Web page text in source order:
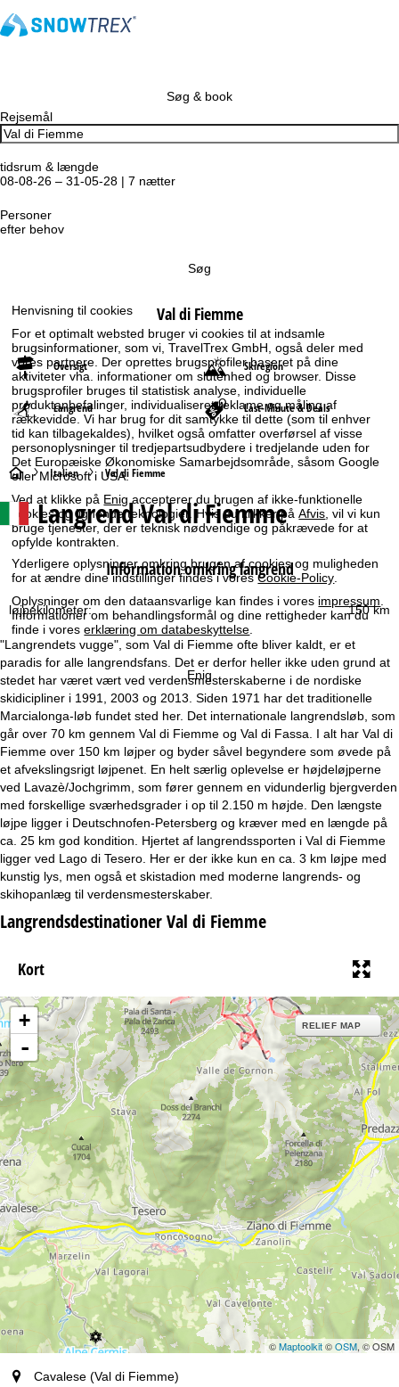
Henvisning til cookies
For et optimalt websted bruger vi cookies til at indsamle
brugsinformationer, som vi, TravelTrex GmbH, også deler med
vores partnere. Der oprettes brugsprofiler baseret på dine
aktiviteter vha. informationer om slutenhed og browser. Disse
brugsprofiler bruges til statistisk analyse, individuelle
produktanbefalinger, individualiseret reklame og måling af
rækkevidde. Vi har brug for dit samtykke til dette (som til enhver
tid kan tilbagekaldes), hvilket også omfatter overførsel af visse
personoplysninger til tredjepartsudbydere i tredjelande uden for
Det Europæiske Økonomiske Samarbejdsområde, såsom Google
eller Microsoft i USA.
Ved at klikke på Enig accepterer du brugen af ikke-funktionelle
cookies og lignende teknologier. Hvis du klikker påAfvis , vil vi kun
bruge tjenester, der er teknisk nødvendige og påkrævede for at
opfylde kontrakten.
Yderligere oplysninger omkring brugen af cookies og muligheden
for at ændre dine indstillinger findes i voresCookie-Policy
Oplysninger om den dataansvarlige kan findes i vores impressum
Informationer om behandlingsformål og dine rettigheder kan du
finde i voreserklæring om databeskyttelse
Enig
Søg & book
Rejsemål
tidsrum & længde
08-08-26 – 31-05-28 | 7 nætter
Personer
efter behov
Søg
Val di Fiemme
Oversigt Skiregion
Langrend Last-Minute & Deals
S
t
a
r
t
s
i
e
Italien Val di Fiemme
Langrend Val di Fiemme
Information omkring langrend
150 km
løjpekilometer:
"Langrendets vugge", som Val di Fiemme ofte bliver kaldt, er et
paradis for alle langrendsfans. Det er derfor heller ikke uden grund at
stedet har været vært ved verdensmesterskaberne i de nordiske
skidicipliner i 1991, 2003 og 2013. Siden 1971 har det traditionelle
Marcialonga-løb fundet sted her. Det internationale langrendsløb, som
går over 70 km gennem Val di Fiemme og Val di Fassa. I alt har Val di
Fiemme over 150 km løjper og byder såvel begyndere som øvede på
et afvekslingsrigt løjpenet. En helt særlig oplevelse er højdeløjperne
ved Lavazè/Jochgrimm, som fører gennem en vidunderlig bjergverden
med forskellige sværhedsgrader i op til 2.150 m højde. Den længste
løjpe ligger i Deutschnofen-Petersberg og kræver med en længde på
ca. 25 km god kondition. Hjertet af langrendssporten i Val di Fiemme
ligger ved Lago di Tesero. Her er der ikke kun en ca. 3 km løjpe med
kunstig lys, men også et skistadion med moderne langrends- og
skihopanlæg til verdensmesterskaber.
Langrendsdestinationer Val di Fiemme
Kort
+
-
RELIEF MAP
©Maptoolkit©OSM, © OSM
By (region)
Cavalese (Val di Fiemme)